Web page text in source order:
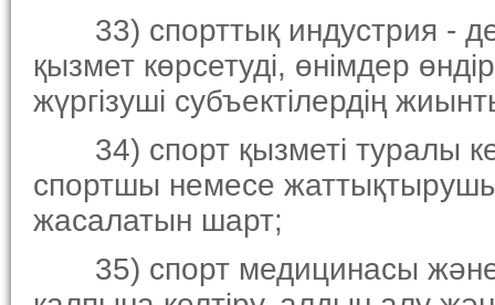
33) спорттық индустрия -
қызмет көрсетудi, өнiмдер
жүргiзушi субъектiлердiң
34) спорт қызметi туралы
спортшы немесе
жасалатын шарт;
35) спорт медицинасы және